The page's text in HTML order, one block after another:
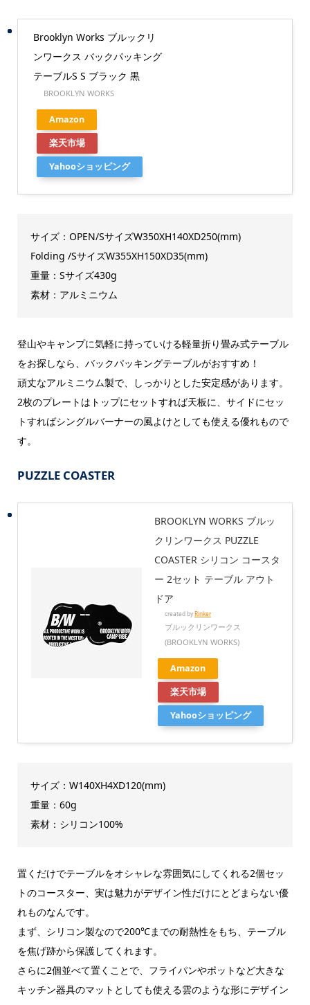
Brooklyn Works ブルックリ
ンワークス バックパッキング
テーブルS S ブラック 黒
BROOKLYN WORKS
Amazon
楽天市場
Yahooショッピング
サイズ：OPEN/SサイズW350XH140XD250(mm)
Folding /SサイズW355XH150XD35(mm)
重量：Sサイズ430g
素材：アルミニウム
登山やキャンプに気軽に持っていける軽量折り畳み式テーブル
をお探しなら、バックパッキングテーブルがおすすめ！
頑丈なアルミニウム製で、しっかりとした安定感があります。
2枚のプレートはトップにセットすれば天板に、サイドにセッ
トすればシングルバーナーの風よけとしても使える優れもので
す。
PUZZLE COASTER
BROOKLYN WORKS ブルッ
クリンワークス PUZZLE
COASTER シリコン コースタ
ー 2セット テーブル アウト
ドア
created byRinker
ブルックリンワークス
(BROOKLYN WORKS)
Amazon
楽天市場
Yahooショッピング
サイズ：W140XH4XD120(mm)
重量：60g
素材：シリコン100%
置くだけでテーブルをオシャレな雰囲気にしてくれる2個セッ
トのコースター、実は魅力がデザイン性だけにとどまらない優
れものなんです。
まず、シリコン製なので200℃までの耐熱性をもち、テーブル
を焦げ跡から保護してくれます。
さらに2個並べて置くことで、フライパンやポットなど大きな
キッチン器具のマットとしても使える雲のような形にデザイン